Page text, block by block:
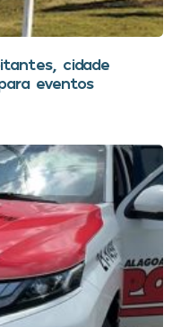
cidade
eventos